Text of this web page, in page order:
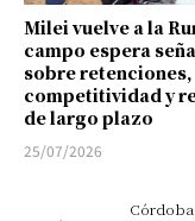
Milei vuelve a la
campo espera
sobre retenciones,
competitividad y
de largo plazo
25/07/2026
Córdoba